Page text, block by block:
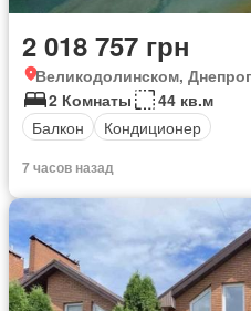
2 018 757 грн
Великодолинском,
2 Комнаты
44 кв.м
Балкон
Кондиционер
7 часов назад